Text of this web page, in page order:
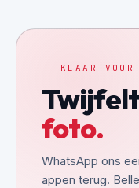
KLAAR VOOR
foto.
WhatsApp ons
appen terug.